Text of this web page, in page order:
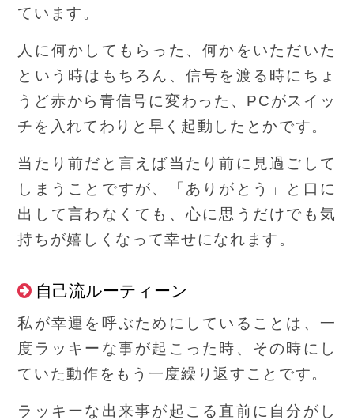
ています。
人に何かしてもらった、何かをいただいた
という時はもちろん、信号を渡る時にちょ
うど赤から青信号に変わった、PCがスイッ
チを入れてわりと早く起動したとかです。
当たり前だと言えば当たり前に見過ごして
しまうことですが、「ありがとう」と口に
出して言わなくても、心に思うだけでも気
持ちが嬉しくなって幸せになれます。
自己流ルーティーン
私が幸運を呼ぶためにしていることは、一
度ラッキーな事が起こった時、その時にし
ていた動作をもう一度繰り返すことです。
ラッキーな出来事が起こる直前に自分がし